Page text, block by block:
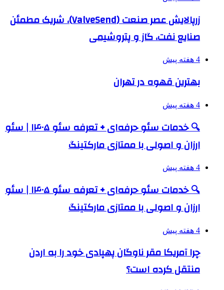
زرپالایش عصر صنعت (ValveSend)، شریک مطمئن
صنایع نفت، گاز و پتروشیمی
4 هفته پیش
بهترین قهوه در تهران
4 هفته پیش
🔍 خدمات سئو حرفه‌ای + تعرفه سئو ۱۴۰۵ | سئو
ارزان و اصولی با ممتازی مارکتینگ
4 هفته پیش
🔍 خدمات سئو حرفه‌ای + تعرفه سئو ۱۴۰۵ | سئو
ارزان و اصولی با ممتازی مارکتینگ
4 هفته پیش
چرا آمریکا مقر ناوگان پهپادی خود را به اردن
منتقل کرده است؟